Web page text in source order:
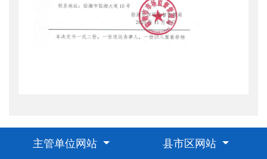
主管单位网站
县市区网站